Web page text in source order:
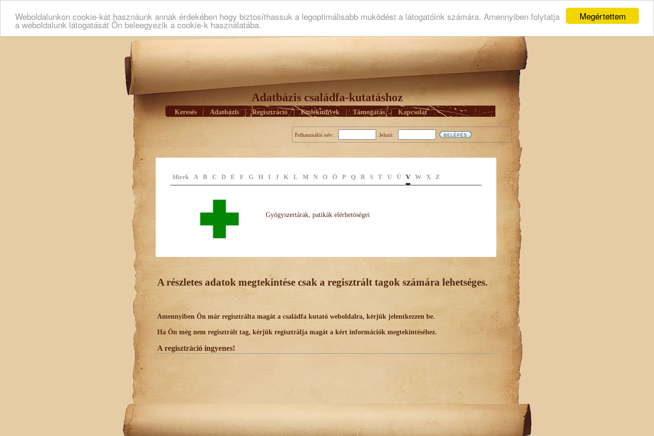
Megértettem
Weboldalunkon cookie-kat hasznáunk annak érdekében hogy biztosíthassuk a legoptimálisabb muködést a látogatóink számára. Amennyiben folytatja
a weboldalunk látogatását Ön beleegyezik a cookie-k használatába.
Adatbázis családfa-kutatáshoz
Keresés Adatbázis | Regisztráció | Emlékmûvek | Támogatás | Kapcsolat
Felhasználói név: Jelszó:
Hírek A B C D E F G H I J K L M N O Ö P Q R S T U Ü V W X Z
Gyógyszertárak, patikák elérhetöségei
A részletes adatok megtekintése csak a regisztrált tagok számára lehetséges.
Amennyiben Ön már regisztrálta magát a családfa kutató weboldalra, kérjük jelentkezzen be.
Ha Ön még nem regisztrált tag, kérjük regisztrálja magát a kért információk megtekintéséhez.
A regisztráció ingyenes!